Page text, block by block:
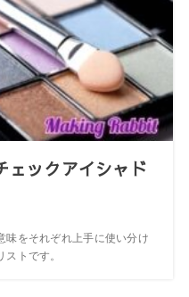
ェックアイシャド
味をそれぞれ上手に使い分け
トです。